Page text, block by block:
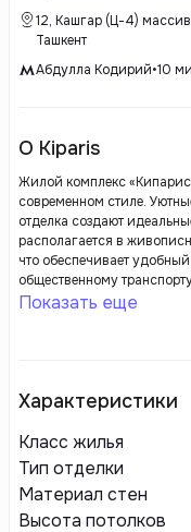
12, Кашгар (Ц-4)
Ташкент
Абдулла Кодирий•10
О Kiparis
Жилой комплекс
современном стиле.
отделка создают
располагается в
что обеспечивает
общественному
зонами, спортивными
Показать еще
Характеристики
Класс жилья
Тип отделки
Материал стен
Высота потолков